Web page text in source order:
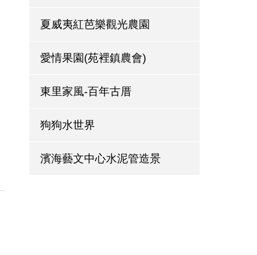
夏威夷紅芭樂觀光農園
愛情果園(苑裡鎮農會)
東里家風-百年古厝
狗狗水世界
濱海藝文中心水泥管造景